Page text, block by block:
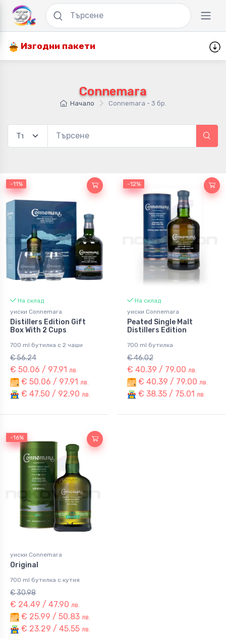
Изгодни пакети
Connemara
Начало Connemara - 3 бр.
-11%
-11%
На склад
уиски Connemara
Distillers Edition Gift
Box With 2 Cups
700 ml бутилка с 2 чаши
€ 56.24
€ 50.06 / 97.91 лв.
€ 50.06 / 97.91 лв.
€ 47.50 / 92.90 лв.
-12%
-12%
На склад
уиски Connemara
Peated Single Malt
Distillers Edition
700 ml бутилка
€ 46.02
€ 40.39 / 79.00 лв.
€ 40.39 / 79.00 лв.
€ 38.35 / 75.01 лв.
-21%
-16%
уиски Connemara
Original
700 ml бутилка с кутия
€ 30.98
€ 24.49 / 47.90 лв.
€ 25.99 / 50.83 лв.
€ 23.29 / 45.55 лв.